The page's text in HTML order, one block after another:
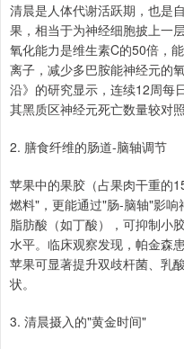
清晨是人体代谢活跃期，也是
果，相当于为神经细胞披上一
氧化能力是维生素C的50倍，
离子，减少多巴胺能神经元的
沿》的研究显示，连续12周每
其黑质区神经元死亡数量较对
2. 膳食纤维的肠道-脑轴调节
苹果中的果胶（占果肉干重的
燃料"，更能通过"肠-脑轴"影
脂肪酸（如丁酸），可抑制小
水平。临床观察发现，帕金森
苹果可显著提升双歧杆菌、乳
状。
3. 清晨摄入的"黄金时间"